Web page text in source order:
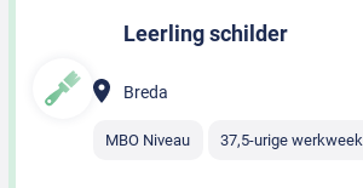
Leerling schilder
Breda
MBO Niveau 37,5-urige werkweek